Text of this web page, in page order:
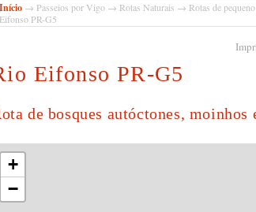
Início → Passeios por Vigo → Rotas Naturais → Rotas de
Eifonso PR-G5
Eifonso PR-G5
de bosques autóctones, moinhos
+
−